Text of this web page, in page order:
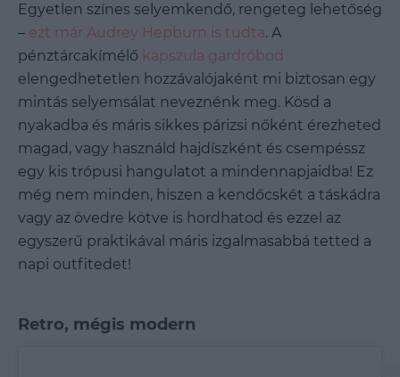
Egyetlen színes selyemkendő, rengeteg lehetőség
– ezt már Audrey Hepburn is tudta. A
pénztárcakímélő kapszula gardróbod
elengedhetetlen hozzávalójaként mi biztosan egy
mintás selyemsálat neveznénk meg. Kösd a
nyakadba és máris sikkes párizsi nőként érezheted
magad, vagy használd hajdíszként és csempéssz
egy kis trópusi hangulatot a mindennapjaidba! Ez
még nem minden, hiszen a kendőcskét a táskádra
vagy az övedre kötve is hordhatod és ezzel az
egyszerű praktikával máris izgalmasabbá tetted a
napi outfitedet!
Retro, mégis modern